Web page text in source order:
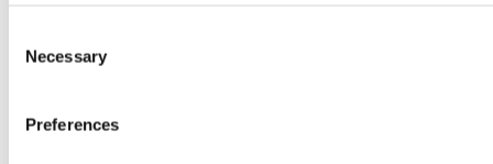
Selection
Necessary
Preferences